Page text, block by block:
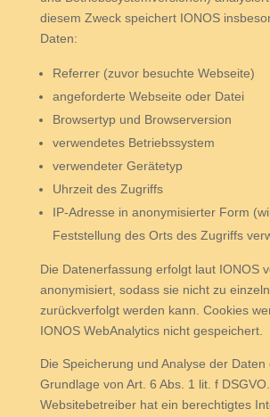
diesem Zweck speichert IONOS
Daten:
Referrer (zuvor besuchte Webseite)
angeforderte Webseite oder Datei
Browsertyp und Browserversion
verwendetes Betriebssystem
verwendeter Gerätetyp
Uhrzeit des Zugriffs
IP-Adresse in anonymisierter Form
Feststellung des Orts des Zugriffs
Die Datenerfassung erfolgt laut IONOS
anonymisiert, sodass sie nicht zu
zurückverfolgt werden kann. Cookies
IONOS WebAnalytics nicht gespeichert.
Die Speicherung und Analyse der Daten
Grundlage von Art. 6 Abs. 1 lit. f
Websitebetreiber hat ein berechtigtes